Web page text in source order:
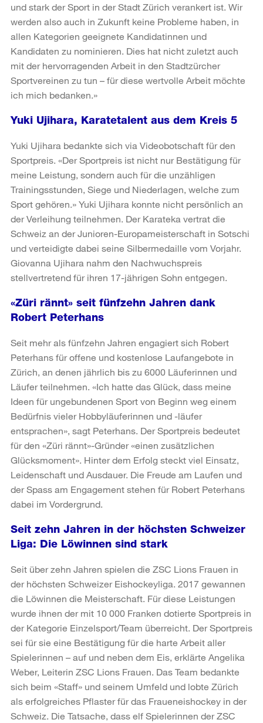
und stark der Sport in der Stadt Zürich verankert ist. Wir
werden also auch in Zukunft keine Probleme haben, in
allen Kategorien geeignete Kandidatinnen und
Kandidaten zu nominieren. Dies hat nicht zuletzt auch
mit der hervorragenden Arbeit in den Stadtzürcher
Sportvereinen zu tun – für diese wertvolle Arbeit möchte
ich mich bedanken.»
Yuki Ujihara, Karatetalent aus dem Kreis 5
Yuki Ujihara bedankte sich via Videobotschaft für den
Sportpreis. «Der Sportpreis ist nicht nur Bestätigung für
meine Leistung, sondern auch für die unzähligen
Trainingsstunden, Siege und Niederlagen, welche zum
Sport gehören.» Yuki Ujihara konnte nicht persönlich an
der Verleihung teilnehmen. Der Karateka vertrat die
Schweiz an der Junioren-Europameisterschaft in Sotschi
und verteidigte dabei seine Silbermedaille vom Vorjahr.
Giovanna Ujihara nahm den Nachwuchspreis
stellvertretend für ihren 17-jährigen Sohn entgegen.
«Züri rännt» seit fünfzehn Jahren dank
Robert Peterhans
Seit mehr als fünfzehn Jahren engagiert sich Robert
Peterhans für offene und kostenlose Laufangebote in
Zürich, an denen jährlich bis zu 6000 Läuferinnen und
Läufer teilnehmen. «Ich hatte das Glück, dass meine
Ideen für ungebundenen Sport von Beginn weg einem
Bedürfnis vieler Hobbyläuferinnen und -läufer
entsprachen», sagt Peterhans. Der Sportpreis bedeutet
für den «Züri rännt»-Gründer «einen zusätzlichen
Glücksmoment». Hinter dem Erfolg steckt viel Einsatz,
Leidenschaft und Ausdauer. Die Freude am Laufen und
der Spass am Engagement stehen für Robert Peterhans
dabei im Vordergrund.
Seit zehn Jahren in der höchsten Schweizer
Liga: Die Löwinnen sind stark
Seit über zehn Jahren spielen die ZSC Lions Frauen in
der höchsten Schweizer Eishockeyliga. 2017 gewannen
die Löwinnen die Meisterschaft. Für diese Leistungen
wurde ihnen der mit 10 000 Franken dotierte Sportpreis in
der Kategorie Einzelsport/Team überreicht. Der Sportpreis
sei für sie eine Bestätigung für die harte Arbeit aller
Spielerinnen – auf und neben dem Eis, erklärte Angelika
Weber, Leiterin ZSC Lions Frauen. Das Team bedankte
sich beim «Staff» und seinem Umfeld und lobte Zürich
als erfolgreiches Pflaster für das Fraueneishockey in der
Schweiz. Die Tatsache, dass elf Spielerinnen der ZSC